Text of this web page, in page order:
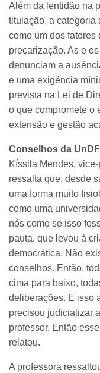
Além da lentidão na
titulação, a categoria
como um dos fatores
precarização. As e
denunciam a
e uma exigência
prevista na Lei de
o que compromete o
extensão e gestão
Conselhos da UnDF
Kíssila Mendes,
ressalta que, desde
uma forma muito
como uma
nós como se isso
pauta, que levou à
democrática. Não
conselhos. Então,
cima para baixo,
deliberações. E isso
precisou judicializar
professor. Então
relatou.
A professora